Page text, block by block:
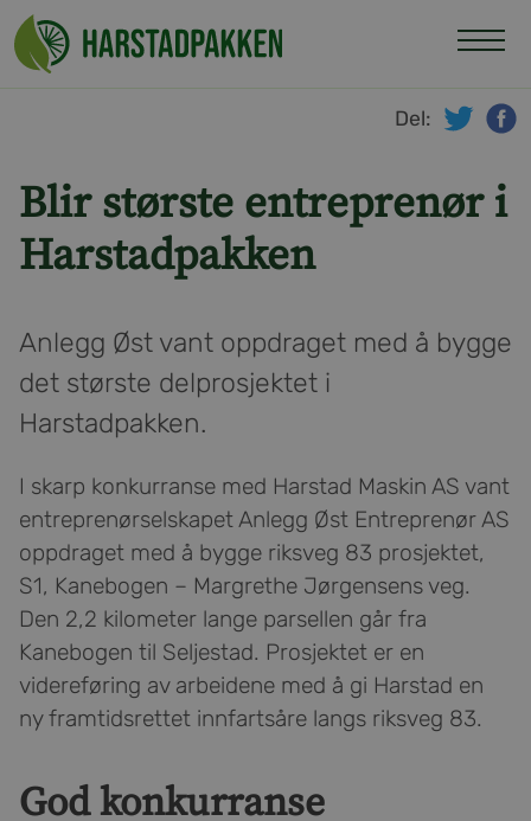
Hopp
til
innhold
Del:
Blir største entreprenør i
Harstadpakken
Anlegg Øst vant oppdraget med å bygge
det største delprosjektet i
Harstadpakken.
I skarp konkurranse med Harstad Maskin AS vant
entreprenørselskapet Anlegg Øst Entreprenør AS
oppdraget med å bygge riksveg 83 prosjektet,
S1, Kanebogen – Margrethe Jørgensens veg.
Den 2,2 kilometer lange parsellen går fra
Kanebogen til Seljestad. Prosjektet er en
videreføring av arbeidene med å gi Harstad en
ny framtidsrettet innfartsåre langs riksveg 83.
God konkurranse